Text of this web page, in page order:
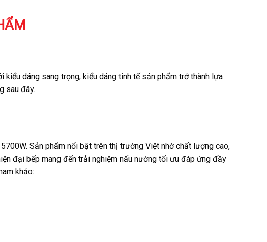
dáng sang trọng, kiểu dáng tinh tế sản phẩm trở thành lựa
sau đây.
Sản phẩm nổi bật trên thị trường Việt nhờ chất lượng cao,
đại bếp mang đến trải nghiệm nấu nướng tối ưu đáp ứng đầy
khảo: